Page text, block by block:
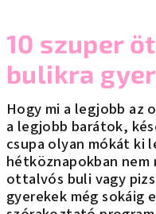
10 szuper
bulikra
Hogy mi a legjobb az
a legjobb barátok,
csupa olyan mókát ki
hétköznapokban
ottalvós buli vagy
gyerekek még sokáig